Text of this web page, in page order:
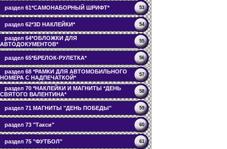
раздел 61*САМОНАБОРНЫЙ ШРИФТ* 53
раздел 62*3D НАКЛЕЙКИ* 54
раздел 64*ОБЛОЖКИ ДЛЯ
АВТОДОКУМЕНТОВ*
55
раздел 65*БРЕЛОК-РУЛЕТКА* 56
раздел 68 *РАМКИ ДЛЯ АВТОМОБИЛЬНОГО
НОМЕРА С НАДПЕЧАТКОЙ*
57
раздел 70 *НАКЛЕЙКИ И МАГНИТЫ *ДЕНЬ
СВЯТОГО ВАЛЕНТИНА*
58
раздел 71 МАГНИТЫ "ДЕНЬ ПОБЕДЫ" 59
раздел 73 "Такси" 60
раздел 75 "ФУТБОЛ" 61